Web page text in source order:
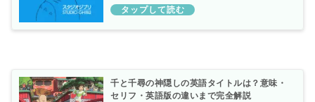
千と千尋の神隠しの英語タイトルは？意味・
セリフ・英語版の違いまで完全解説